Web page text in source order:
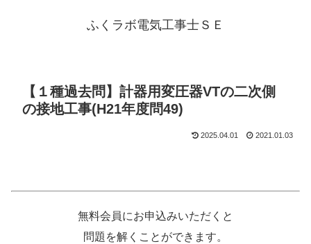
ふくラボ電気工事士ＳＥ
【１種過去問】計器用変圧器VTの二次側
の接地工事(H21年度問49)
2025.04.01 2021.01.03
無料会員にお申込みいただくと
問題を解くことができます。